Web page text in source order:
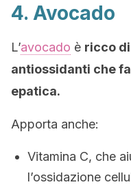
4. Avocado
L’avocado è ricco
antiossidanti che
epatica.
Apporta anche:
Vitamina C, che
l’ossidazione